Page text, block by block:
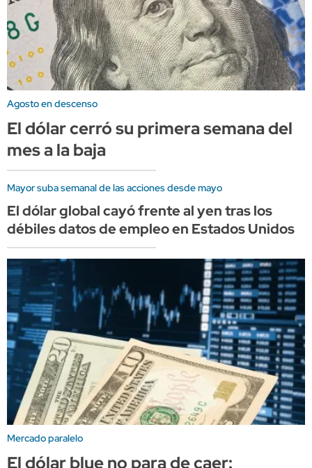
Agosto en descenso
El dólar cerró su primera semana del
mes a la baja
Mayor suba semanal de las acciones desde mayo
El dólar global cayó frente al yen tras los
débiles datos de empleo en Estados Unidos
Mercado paralelo
El dólar blue no para de caer: